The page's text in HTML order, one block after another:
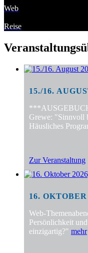
Web
Reise
15./16.
Grewe: "Sinnvoll
Häusliches
Zur Veranstaltung
16.
Web-
Persönlichkeit
einzigartig?" mehr